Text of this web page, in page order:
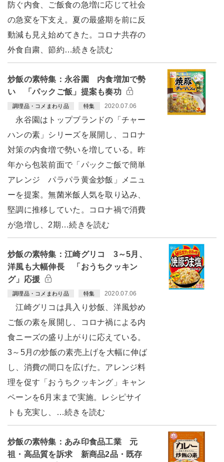
防ぐ内食、ご飯食の急増に応じて社会
の急変を下支え。夏の最盛期を前に反
動減も見え始めてきた。コロナ共存の
外食自粛、節約…続きを読む
炒飯の素特集：永谷園 内食増加で勢
い 「パックご飯」提案も奏功
調理品・コメまわり品 特集 2020.07.06
永谷園はトップブランドの「チャー
ハンの素」シリーズを展開し、コロナ
対策の内食増で勢いを増している。昨
年から包装前面で「パックご飯で簡単
アレンジ パラパラ黄金炒飯」メニュ
ーを提案。無菌米飯人気を取り込み、
堅調に推移していた。コロナ禍で消費
が急増し、2期…続きを読む
炒飯の素特集：江崎グリコ 3～5月、
洋風も大幅伸長 「おうちクッキン
グ」応援
調理品・コメまわり品 特集 2020.07.06
江崎グリコは具入り炒飯、洋風炒め
ご飯の素を展開し、コロナ禍による内
食ニーズの盛り上がりに応えている。
3～5月の炒飯の素売上げを大幅に伸ば
し、消費の間口を広げた。アレンジ料
理を促す「おうちクッキング」キャン
ペーンを6月末まで実施。レシピサイ
トも充実し、…続きを読む
炒飯の素特集：あみ印食品工業 元
祖・高品質を訴求 新商品2品・既存